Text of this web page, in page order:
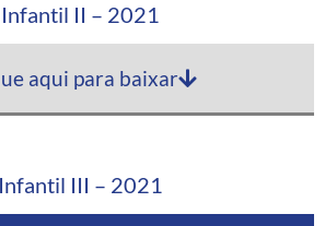
Infantil II – 2021
aqui para baixar
Infantil III – 2021